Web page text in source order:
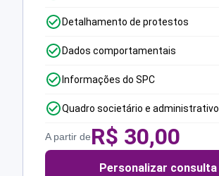
Detalhamento de protestos
Dados comportamentais
Informações do SPC
Quadro societário e administrativo
A partir deR$ 30,00
Personalizar consulta